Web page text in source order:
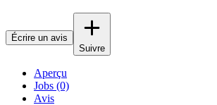
Écrire un avis
Suivre
Aperçu
Jobs (0)
Avis